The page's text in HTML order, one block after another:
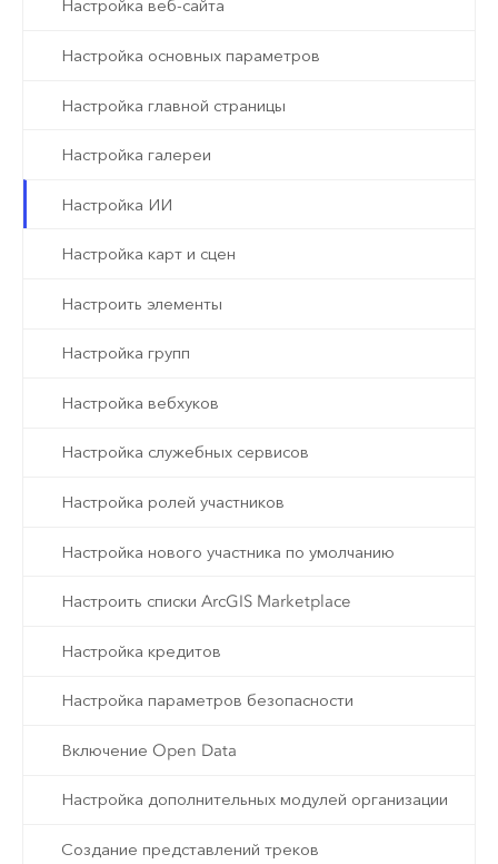
Настройка веб-сайта
Настройка основных параметров
Настройка главной страницы
Настройка галереи
Настройка ИИ
Настройка карт и сцен
Настроить элементы
Настройка групп
Настройка вебхуков
Настройка служебных сервисов
Настройка ролей участников
Настройка нового участника по умолчанию
Настроить списки ArcGIS Marketplace
Настройка кредитов
Настройка параметров безопасности
Включение Open Data
Настройка дополнительных модулей организации
Создание представлений треков